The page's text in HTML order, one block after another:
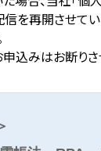
信を再開させて
込みはお断りさ